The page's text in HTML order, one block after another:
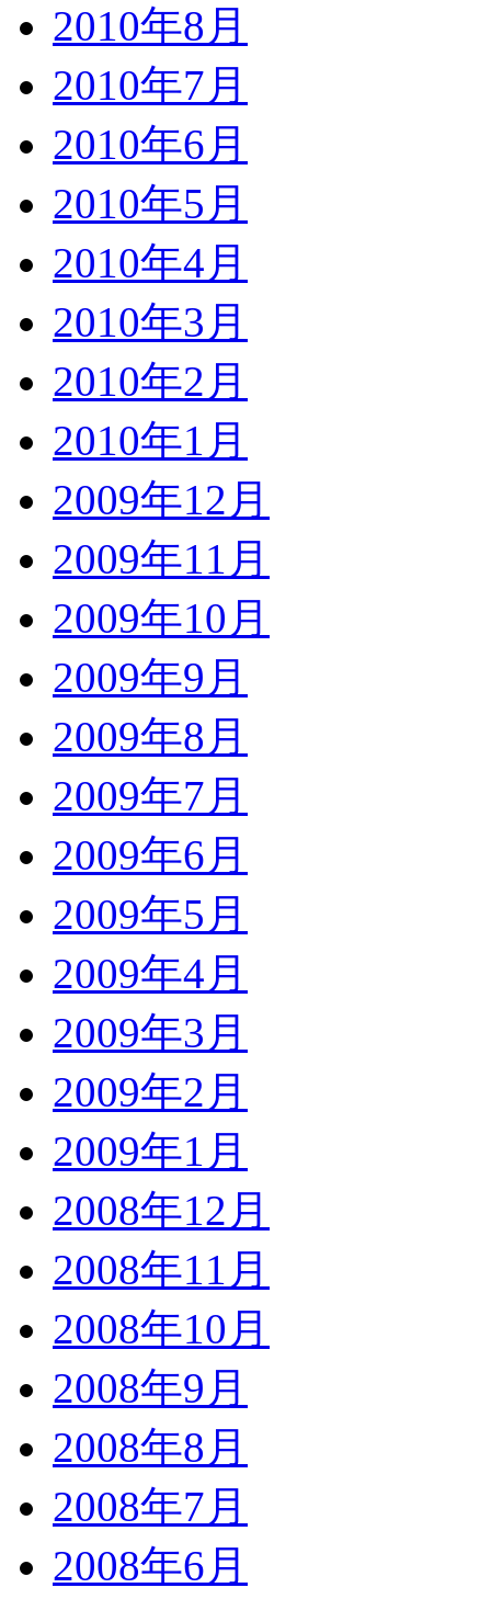
2010年8月
2010年7月
2010年6月
2010年5月
2010年4月
2010年3月
2010年2月
2010年1月
2009年12月
2009年11月
2009年10月
2009年9月
2009年8月
2009年7月
2009年6月
2009年5月
2009年4月
2009年3月
2009年2月
2009年1月
2008年12月
2008年11月
2008年10月
2008年9月
2008年8月
2008年7月
2008年6月